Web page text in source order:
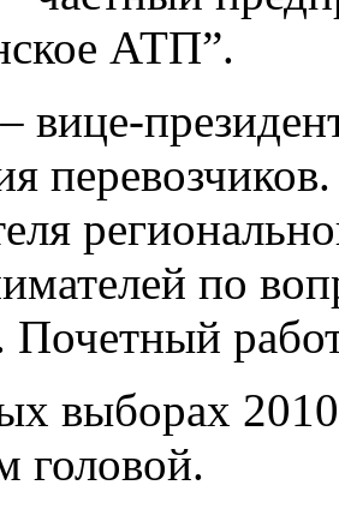
АТП”.
вице-
по
Почетный
выборах
головой.